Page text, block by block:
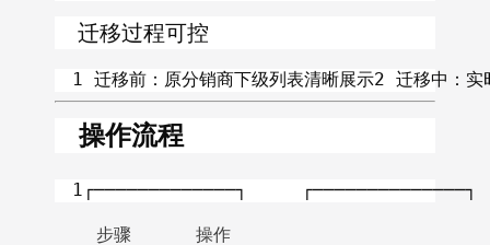
迁移过程可控
1 迁移前：原分销商下级列表清晰展示2 迁移中：
操作流程
1┌─────────────┐     ┌──────────────┐
步骤 操作